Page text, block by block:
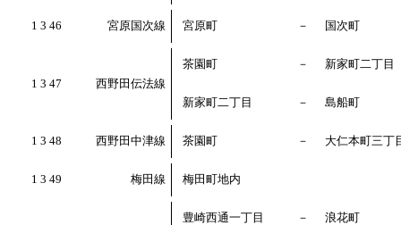
1 3 46 宮原国次線 宮原町 － 国次町
1 3 47 西野田伝法線
茶園町 － 新家町二丁目
新家町二丁目 － 島船町
1 3 48 西野田中津線 茶園町 － 大仁本町三丁
1 3 49 梅田線 梅田町地内
豊崎西通一丁目 － 浪花町